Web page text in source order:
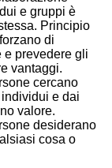
e gruppi è
Principio
di
e prevedere gli
vantaggi.
cercano
e dai
valore.
desiderano
cosa o